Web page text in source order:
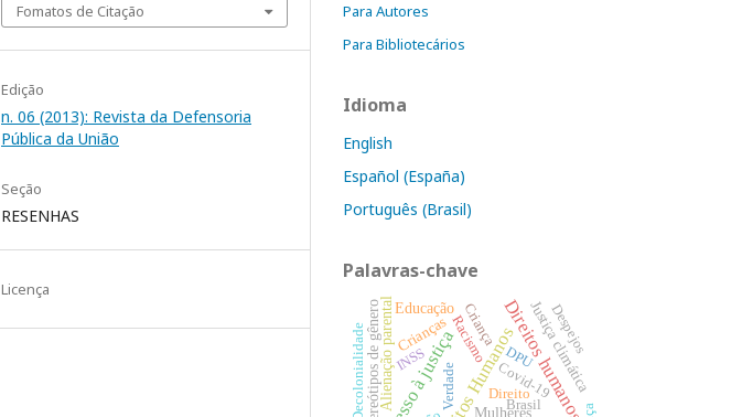
Fomatos de Citação
Edição
n. 06 (2013): Revista da Defensoria
Pública da União
Seção
RESENHAS
Licença
Para Autores
Para Bibliotecários
Idioma
English
Español (España)
Português (Brasil)
Palavras-chave
Acesso à justiçaDireitos HumanosDireitos humanos
Mulheres
Alienação parental
Estereótipos de gênero Crianças
Educação Justiça climática
Direito
Covid-19
Verdade
DPU
Racismo
INSS
Brasil
Criança
Decolonialidade Despejos